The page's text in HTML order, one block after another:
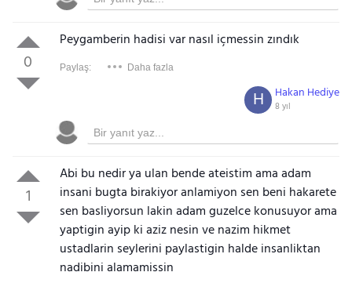
0
Peygamberin hadisi var nasıl içmessin zındık
Paylaş: Daha fazla
Hakan Hediye
8 yıl
H
1
Abi bu nedir ya ulan bende ateistim ama adam
insani bugta birakiyor anlamiyon sen beni hakarete
sen basliyorsun lakin adam guzelce konusuyor ama
yaptigin ayip ki aziz nesin ve nazim hikmet
ustadlarin seylerini paylastigin halde insanliktan
nadibini alamamissin